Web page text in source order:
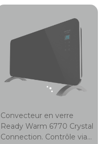
surchauffe, ultra-fin.
Convecteur en verre
Ready Warm 6770 Crystal
Connection. Contrôle via